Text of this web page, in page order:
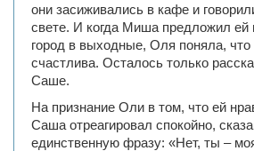
они засиживались в кафе и
свете. И когда Миша предложил ей
город в выходные, Оля поняла,
счастлива. Осталось только
Саше.
На признание Оли в том, что ей
Саша отреагировал спокойно,
единственную фразу: «Нет, ты –